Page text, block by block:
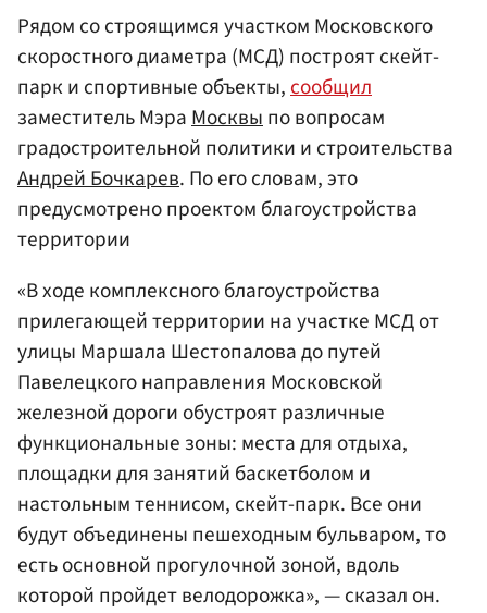
Рядом со строящимся участком Московского
скоростного диаметра (МСД) построят скейт-
парк и спортивные объекты,сообщил
заместитель МэраМосквыпо вопросам
градостроительной политики и строительства
Андрей Бочкарев. По его словам, это
предусмотрено проектом благоустройства
территории
«В ходе комплексного благоустройства
прилегающей территории на участке МСД от
улицы Маршала Шестопалова до путей
Павелецкого направления Московской
железной дороги обустроят различные
функциональные зоны: места для отдыха,
площадки для занятий баскетболом и
настольным теннисом, скейт-парк. Все они
будут объединены пешеходным бульваром, то
есть основной прогулочной зоной, вдоль
которой пройдет велодорожка», — сказал он.